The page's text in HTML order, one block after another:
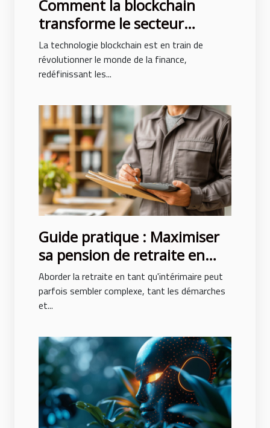
Comment la blockchain
transforme le secteur
bancaire et les opportunités
à venir
La technologie blockchain est en train de
révolutionner le monde de la finance,
redéfinissant les...
Guide pratique : Maximiser
sa pension de retraite en
tant qu'intérimaire
Aborder la retraite en tant qu'intérimaire peut
parfois sembler complexe, tant les démarches
et...